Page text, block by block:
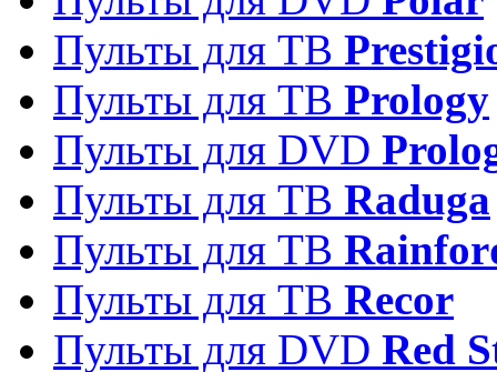
Пульты для ТВ
Пульты для ТВ Prology
Пульты для DVD
Пульты для ТВ Raduga
Пульты для ТВ
Пульты для ТВ Recor
Пульты для DVD Red